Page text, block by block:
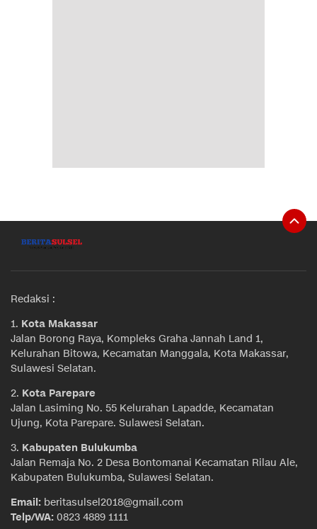
Redaksi :
1. Kota Makassar
Jalan Borong Raya, Kompleks Graha Jannah Land 1,
Kelurahan Bitowa, Kecamatan Manggala, Kota Makassar,
Sulawesi Selatan.
2. Kota Parepare
Jalan Lasiming No. 55 Kelurahan Lapadde, Kecamatan
Ujung, Kota Parepare. Sulawesi Selatan.
3. Kabupaten Bulukumba
Jalan Remaja No. 2 Desa Bontomanai Kecamatan Rilau Ale,
Kabupaten Bulukumba, Sulawesi Selatan.
Email: beritasulsel2018@gmail.com
Telp/WA: 0823 4889 1111